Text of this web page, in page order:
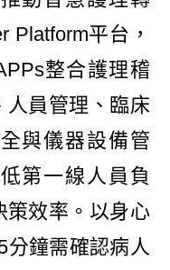
Platform平台，
整合護理稽
人員管理、臨床
與儀器設備管
第一線人員負
策效率。以身心
分鐘需確認病人